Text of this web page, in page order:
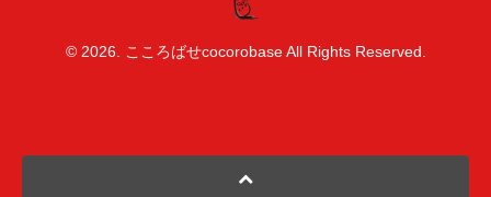
© 2026. こころばせcocorobase All Rights Reserved.